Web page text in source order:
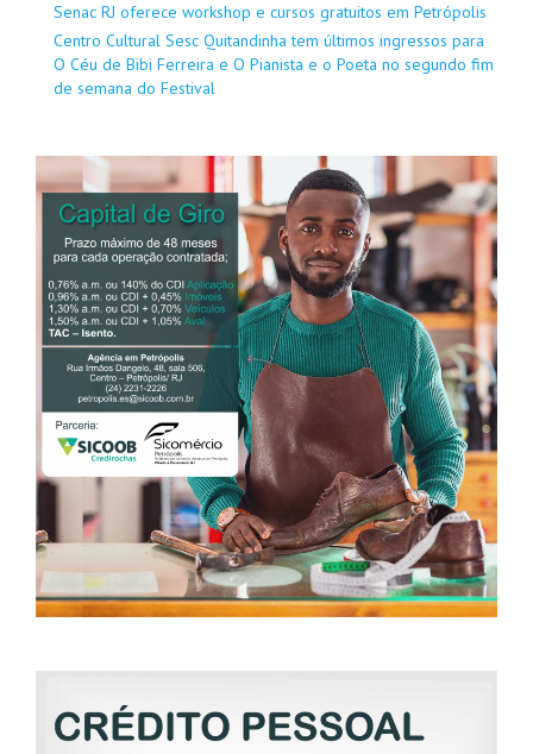
Senac RJ oferece workshop e cursos gratuitos em Petrópolis
Centro Cultural Sesc Quitandinha tem últimos ingressos para
O Céu de Bibi Ferreira e O Pianista e o Poeta no segundo fim
de semana do Festival